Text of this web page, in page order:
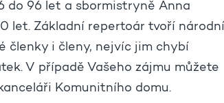
do 96 let a sbormistryně Anna
let. Základní repertoár tvoří národní
členky i členy, nejvíc jim chybí
V případě Vašeho zájmu můžete
Komunitního domu.